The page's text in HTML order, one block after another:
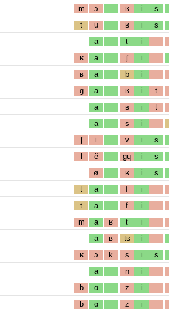
m ɔ ʁ i s
t u ʁ i s
a t i
ʁ a ʃ i
ʁ a b i
g a ʁ i t
a ʁ i t
a s i
ʃ i v i s
l ẽ gɥ i s
ø ʁ i s
t a f i
t a f i
m a ʁ t i
a ʁ tʁ i
ʁ ɔ k s i s
a n i
b ɑ z i
b ɑ z i